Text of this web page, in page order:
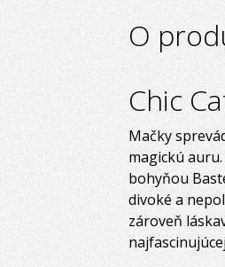
O
Chic
Mačky
magickú
bohyňou
divoké a
zároveň